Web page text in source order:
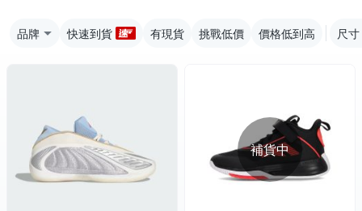
品牌 快速到貨 有現貨 挑戰低價 價格低到高 尺寸
補貨中